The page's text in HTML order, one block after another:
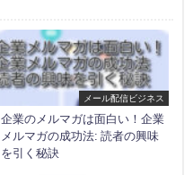
メール配信ビジネス
企業のメルマガは面白い！企業
メルマガの成功法: 読者の興味
を引く秘訣